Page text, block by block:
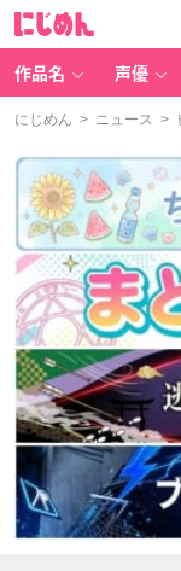
作品名 声優
にじめん > ニュース >